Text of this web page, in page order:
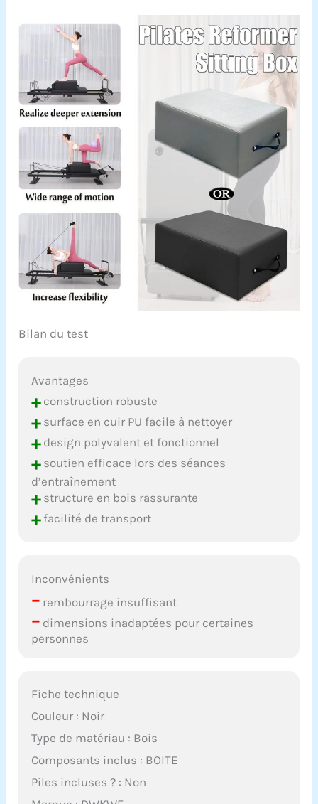
Bilan du test
Avantages
+construction robuste
+surface en cuir PU facile à nettoyer
+design polyvalent et fonctionnel
+soutien efficace lors des séances
d’entraînement
+structure en bois rassurante
+facilité de transport
Inconvénients
– rembourrage insuffisant
– dimensions inadaptées pour certaines
personnes
Fiche technique
Couleur : Noir
Type de matériau : Bois
Composants inclus : BOITE
Piles incluses ? : Non